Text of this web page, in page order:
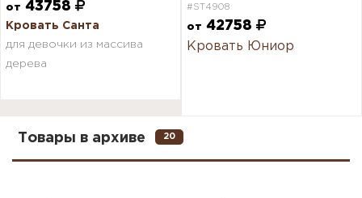
от 43758
Кровать Санта
для девочки из массива
дерева
#ST4908
от 42758
Кровать Юниор
Товары в архиве 20